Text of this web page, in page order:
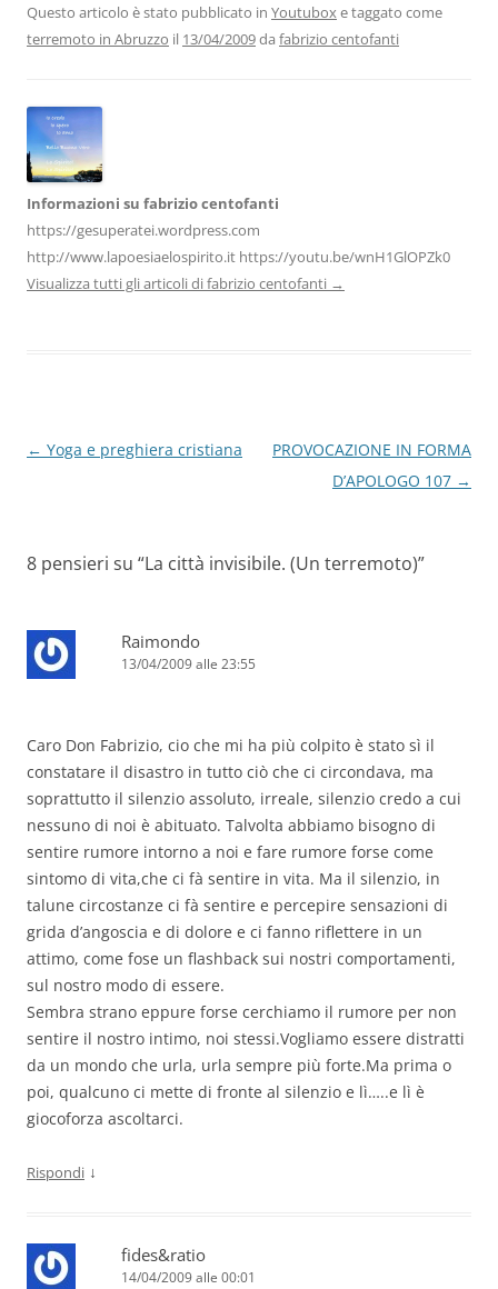
b
o
o
k
dI
n
A
p
a
m
vi
di
Questo articolo è stato pubblicato in Youtuboxe taggato come
terremoto in Abruzzo il 13/04/2009da fabrizio centofanti
Informazioni su fabrizio centofanti
https://gesuperatei.wordpress.com
http://www.lapoesiaelospirito.it https://youtu.be/wnH1GlOPZk0
Visualizza tutti gli articoli di fabrizio centofanti →
Navigazione
← Yoga e preghiera cristiana
PROVOCAZIONE IN FORMA
D’APOLOGO 107 →
8 pensieri su “La città invisibile. (Un terremoto)”
Raimondo
13/04/2009 alle 23:55
Caro Don Fabrizio, cio che mi ha più colpito è stato sì il
constatare il disastro in tutto ciò che ci circondava, ma
soprattutto il silenzio assoluto, irreale, silenzio credo a cui
nessuno di noi è abituato. Talvolta abbiamo bisogno di
sentire rumore intorno a noi e fare rumore forse come
sintomo di vita,che ci fà sentire in vita. Ma il silenzio, in
talune circostanze ci fà sentire e percepire sensazioni di
grida d’angoscia e di dolore e ci fanno riflettere in un
attimo, come fose un flashback sui nostri comportamenti,
sul nostro modo di essere.
Sembra strano eppure forse cerchiamo il rumore per non
sentire il nostro intimo, noi stessi.Vogliamo essere distratti
da un mondo che urla, urla sempre più forte.Ma prima o
poi, qualcuno ci mette di fronte al silenzio e lì…..e lì è
giocoforza ascoltarci.
Rispondi ↓
fides&ratio
14/04/2009 alle 00:01